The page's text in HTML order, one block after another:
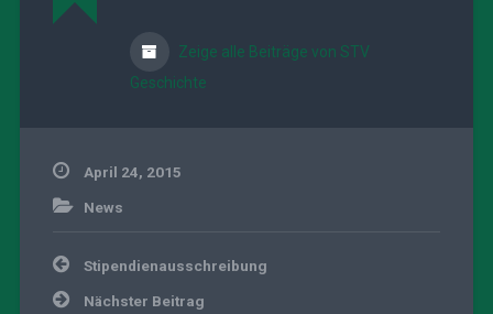
Zeige alle Beiträge von STV
Geschichte
April 24, 2015
News
Beitragsnavigation
Stipendienausschreibung
Nächster Beitrag